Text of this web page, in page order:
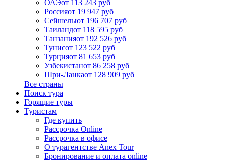
ОАЭот 113 243 руб
Россияот 19 947 руб
Сейшелыот 196 707 руб
Таиландот 118 595 руб
Танзанияот 192 526 руб
Тунисот 123 522 руб
Турцияот 81 653 руб
Узбекистанот 86 258 руб
Шри-Ланкаот 128 909 руб
Все страны
Поиск тура
Горящие туры
Туристам
Где купить
Рассрочка Online
Рассрочка в офисе
О турагентстве Anex Tour
Бронирование и оплата online